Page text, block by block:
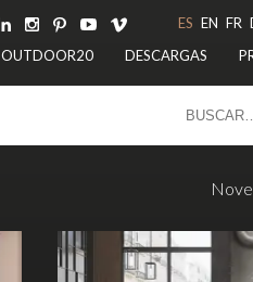
ES EN FR
OUTDOOR20 DESCARGAS